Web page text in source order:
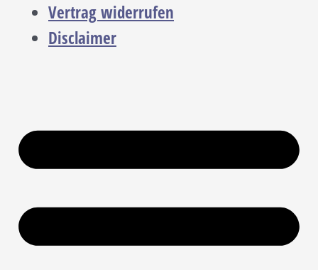
Vertrag widerrufen
Disclaimer